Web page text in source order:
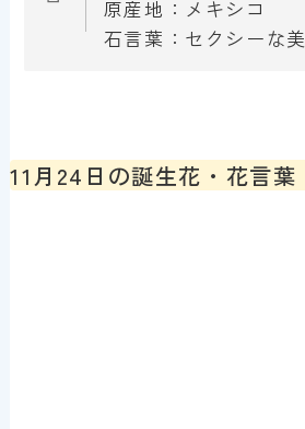
原産地：メキシコ
石言葉：セクシーな美
11月24日の誕生花・花言葉